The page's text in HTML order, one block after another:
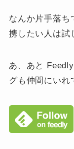
なんか片手落ち
携したい人は試
あ、あと
グも仲間にいれ